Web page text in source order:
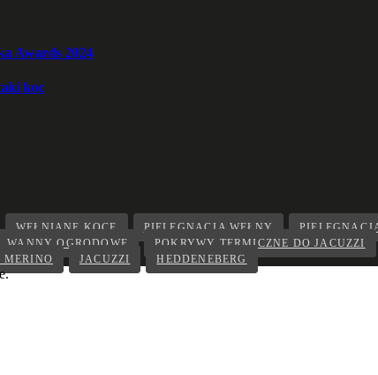
Awards 2024
koc
WEŁNIANE KOCE PIELĘGNACJA WEŁNY
WANNY OGRODOWE POKRYWY TERMICZNE DO JACUZZI
MERINO JACUZZI HEDDENEBERG